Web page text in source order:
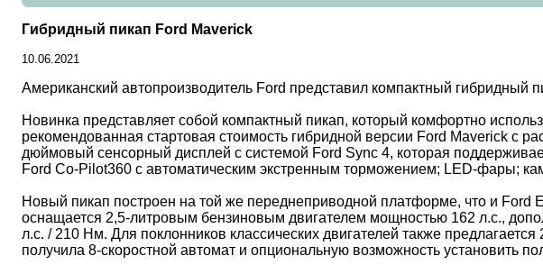
Гибридный пикап Ford Maverick
10.06.2021
Американский автопроизводитель Ford представил компактный гибридный
Новинка представляет собой компактный пикап, который комфортно
рекомендованная стартовая стоимость гибридной версии Ford Maverick с
дюймовый сенсорный дисплей с системой Ford Sync 4, которая
Ford Co-Pilot360 с автоматическим экстренным торможением; LED-фары;
Новый пикап построен на той же переднеприводной платформе, что и Ford
оснащается 2,5-литровым бензиновым двигателем мощностью 162 л.с.,
л.с. / 210 Нм. Для поклонников классических двигателей также
получила 8-скоростной автомат и опциональную возможность установить